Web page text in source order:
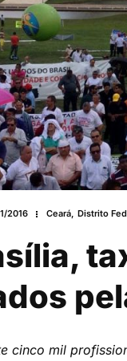
2016 Ceará, Distrito
cinco mil